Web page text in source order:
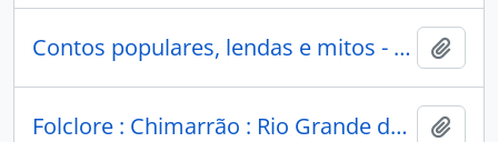
Contos populares, lendas e mitos - Litoral do Rio Grande do Sul
Folclore : Chimarrão : Rio Grande do Sul